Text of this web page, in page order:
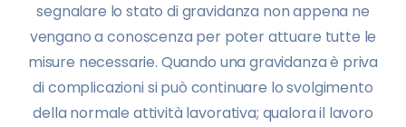
segnalare lo stato di gravidanza non appena ne
vengano a conoscenza per poter attuare tutte le
misure necessarie. Quando una gravidanza è priva
di complicazioni si può continuare lo svolgimento
della normale attività lavorativa; qualora il lavoro